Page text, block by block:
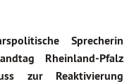
Sprecherin
Rheinland-Pfalz
zur Reaktivierung